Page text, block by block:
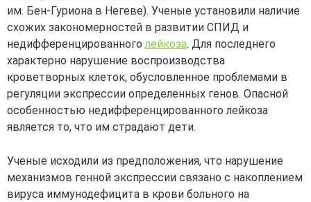
им. Бен-Гуриона в Негеве). Ученые установили наличие
схожих закономерностей в развитии СПИД и
недифференцированного лейкоза. Для последнего
характерно нарушение воспроизводства
кроветворных клеток, обусловленное проблемами в
регуляции экспрессии определенных генов. Опасной
особенностью недифференцированного лейкоза
является то, что им страдают дети.
Ученые исходили из предположения, что нарушение
механизмов генной экспрессии связано с накоплением
вируса иммунодефицита в крови больного на